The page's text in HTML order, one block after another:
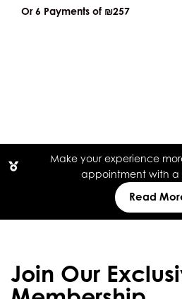
Or 6 Payments of ₪257
Make your experience
appointment with a
Read
Join Our